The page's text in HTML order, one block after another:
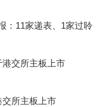
：11家递表、1家过聆
交所主板上市
所主板上市